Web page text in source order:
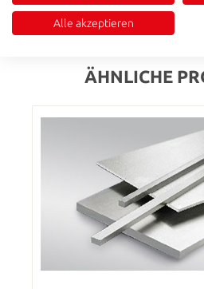
Bewertungen
ÄHNLICHE
Alle akzeptieren